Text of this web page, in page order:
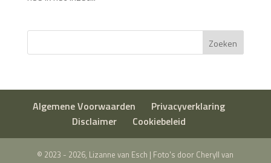
Zoeken
Algemene Voorwaarden
Privacyverklaring
Disclaimer
Cookiebeleid
© 2023 - 2026, Lizanne van Esch | Foto's door Cheryll van